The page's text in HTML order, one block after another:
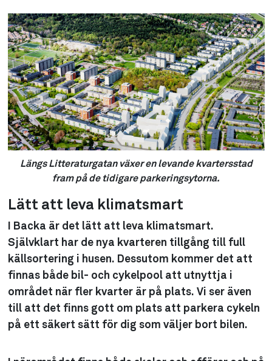
Längs Litteraturgatan växer en levande kvartersstad
fram på de tidigare parkeringsytorna.
Lätt att leva klimatsmart
I Backa är det lätt att leva klimatsmart.
Självklart har de nya kvarteren tillgång till full
källsortering i husen. Dessutom kommer det att
finnas både bil- och cykelpool att utnyttja i
området när fler kvarter är på plats. Vi ser även
till att det finns gott om plats att parkera cykeln
på ett säkert sätt för dig som väljer bort bilen.